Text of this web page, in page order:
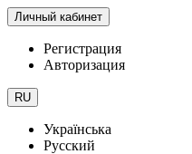
Личный кабинет
Регистрация
Авторизация
RU
Українська
Русский